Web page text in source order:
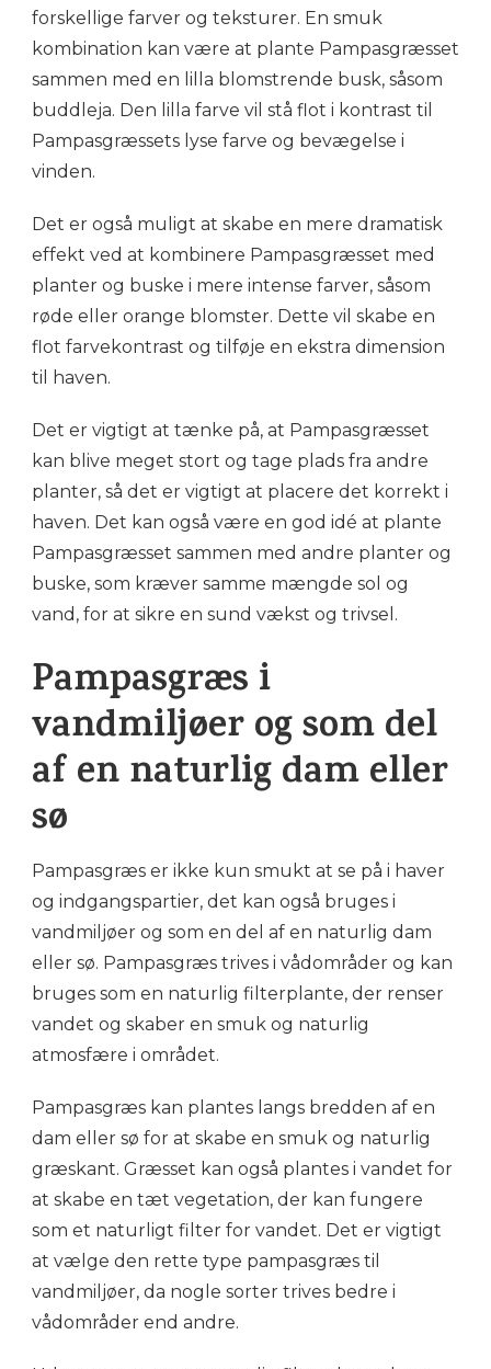
forskellige farver og teksturer. En smuk
kombination kan være at plante Pampasgræsset
sammen med en lilla blomstrende busk, såsom
buddleja. Den lilla farve vil stå flot i kontrast til
Pampasgræssets lyse farve og bevægelse i
vinden.
Det er også muligt at skabe en mere dramatisk
effekt ved at kombinere Pampasgræsset med
planter og buske i mere intense farver, såsom
røde eller orange blomster. Dette vil skabe en
flot farvekontrast og tilføje en ekstra dimension
til haven.
Det er vigtigt at tænke på, at Pampasgræsset
kan blive meget stort og tage plads fra andre
planter, så det er vigtigt at placere det korrekt i
haven. Det kan også være en god idé at plante
Pampasgræsset sammen med andre planter og
buske, som kræver samme mængde sol og
vand, for at sikre en sund vækst og trivsel.
Pampasgræs i
vandmiljøer og som del
af en naturlig dam eller
sø
Pampasgræs er ikke kun smukt at se på i haver
og indgangspartier, det kan også bruges i
vandmiljøer og som en del af en naturlig dam
eller sø. Pampasgræs trives i vådområder og kan
bruges som en naturlig filterplante, der renser
vandet og skaber en smuk og naturlig
atmosfære i området.
Pampasgræs kan plantes langs bredden af en
dam eller sø for at skabe en smuk og naturlig
græskant. Græsset kan også plantes i vandet for
at skabe en tæt vegetation, der kan fungere
som et naturligt filter for vandet. Det er vigtigt
at vælge den rette type pampasgræs til
vandmiljøer, da nogle sorter trives bedre i
vådområder end andre.